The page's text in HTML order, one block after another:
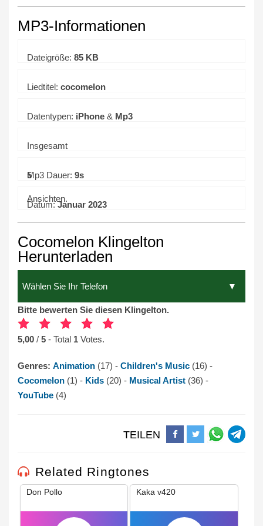
MP3-Informationen
Dateigröße: 85 KB
Liedtitel: cocomelon
Datentypen: iPhone & Mp3
Insgesamt
5
Ansichten.
Mp3 Dauer: 9s
Datum:Januar 2023
Cocomelon Klingelton
Herunterladen
Bitte bewerten Sie diesen Klingelton.
5,00 / 5 - Total 1 Votes.
Genres: Animation (17) - Children's Music (16) -
Cocomelon (1) - Kids (20) - Musical Artist (36) -
YouTube (4)
TEILEN
Related Ringtones
Don Pollo Kaka v420